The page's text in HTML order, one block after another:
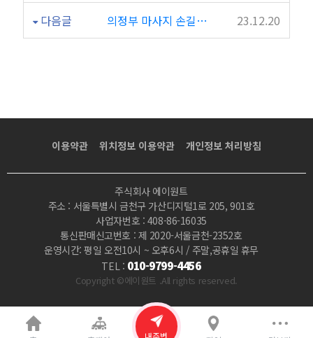
다음글 의정부 마사지 손길의 휴식 23.12.20
이용약관 위치정보 이용약관 개인정보 처리방침
주식회사 에이원트
주소 : 서울특별시 금천구 가산디지털1로 205, 901호
사업자번호 : 408-86-16035
통신판매신고번호 : 제 2020-서울금천-2352호
운영시간: 평일 오전10시 ~ 오후6시 / 주말,공휴일 휴무
TEL : 010-9799-4456
Copyright ©에이원트 .All rights reserved.
내주변